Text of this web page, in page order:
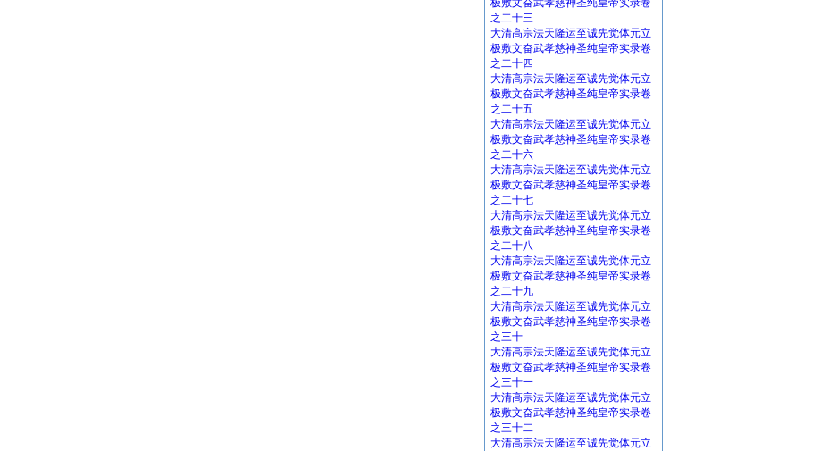
极敷文奋武孝慈神圣纯皇帝实录卷
之二十三
大清高宗法天隆运至诚先觉体元立
极敷文奋武孝慈神圣纯皇帝实录卷
之二十四
大清高宗法天隆运至诚先觉体元立
极敷文奋武孝慈神圣纯皇帝实录卷
之二十五
大清高宗法天隆运至诚先觉体元立
极敷文奋武孝慈神圣纯皇帝实录卷
之二十六
大清高宗法天隆运至诚先觉体元立
极敷文奋武孝慈神圣纯皇帝实录卷
之二十七
大清高宗法天隆运至诚先觉体元立
极敷文奋武孝慈神圣纯皇帝实录卷
之二十八
大清高宗法天隆运至诚先觉体元立
极敷文奋武孝慈神圣纯皇帝实录卷
之二十九
大清高宗法天隆运至诚先觉体元立
极敷文奋武孝慈神圣纯皇帝实录卷
之三十
大清高宗法天隆运至诚先觉体元立
极敷文奋武孝慈神圣纯皇帝实录卷
之三十一
大清高宗法天隆运至诚先觉体元立
极敷文奋武孝慈神圣纯皇帝实录卷
之三十二
大清高宗法天隆运至诚先觉体元立